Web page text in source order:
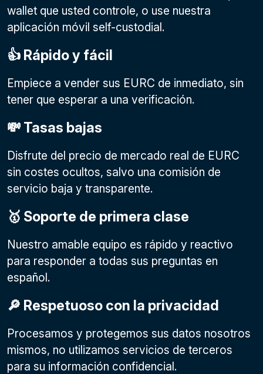
wallet que usted controle, o use nuestra
aplicación móvil self-custodial.
👍 Rápido y fácil
Empiece a vender sus EURC de inmediato, sin
tener que esperar a una verificación.
💸 Tasas bajas
Disfrute del precio de mercado real de EURC
sin costes ocultos, salvo una comisión de
servicio baja y transparente.
🥇 Soporte de primera clase
Nuestro amable equipo es rápido y reactivo
para responder a todas sus preguntas en
español.
🔎 Respetuoso con la privacidad
Procesamos y protegemos sus datos nosotros
mismos, no utilizamos servicios de terceros
para su información confidencial.